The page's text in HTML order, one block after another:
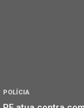
POLÍCIA